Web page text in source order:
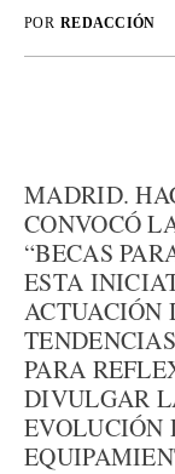
POR REDACCIÓN
MADRID.
CONVOCÓ
“BECAS
ESTA
ACTUACIÓN
PARA
DIVULGAR
EVOLUCIÓN